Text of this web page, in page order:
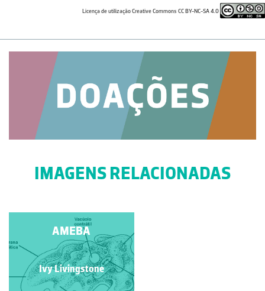
Licença de utilização Creative Commons CC BY-NC-SA 4.0
IMAGENS RELACIONADAS
AMEBA
Ivy Livingstone
AMEBA
Ivy Livingstone